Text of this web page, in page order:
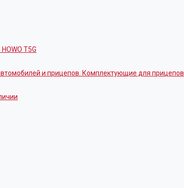
T5G
и прицепов. Комплектующие для прицепов